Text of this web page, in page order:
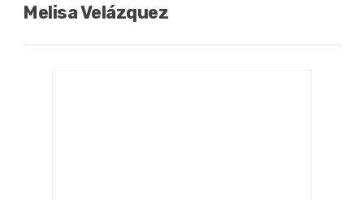
Melisa Velázquez